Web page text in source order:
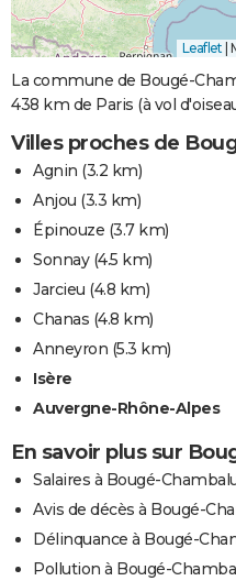
Leaflet
La commune de Bougé-
438 km de Paris (à vol
Villes proches de
Agnin (3.2 km)
Anjou (3.3 km)
Épinouze (3.7 km)
Sonnay(4.5 km)
Jarcieu (4.8 km)
Chanas (4.8 km)
Anneyron (5.3 km)
Isère
Auvergne-Rhône-Alpes
En savoir plus sur
Salaires à Bougé-
Avis de décès à Bougé-
Délinquance à Bougé-
Pollution à Bougé-